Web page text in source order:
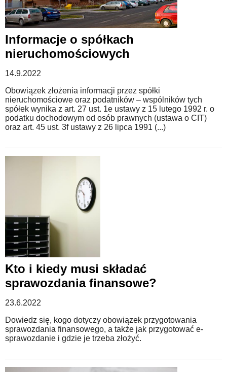
Informacje o spółkach
nieruchomościowych
14.9.2022
Obowiązek złożenia informacji przez spółki
nieruchomościowe oraz podatników – wspólników tych
spółek wynika z art. 27 ust. 1e ustawy z 15 lutego 1992 r. o
podatku dochodowym od osób prawnych (ustawa o CIT)
oraz art. 45 ust. 3f ustawy z 26 lipca 1991 (...)
Kto i kiedy musi składać
sprawozdania finansowe?
23.6.2022
Dowiedz się, kogo dotyczy obowiązek przygotowania
sprawozdania finansowego, a także jak przygotować e-
sprawozdanie i gdzie je trzeba złożyć.